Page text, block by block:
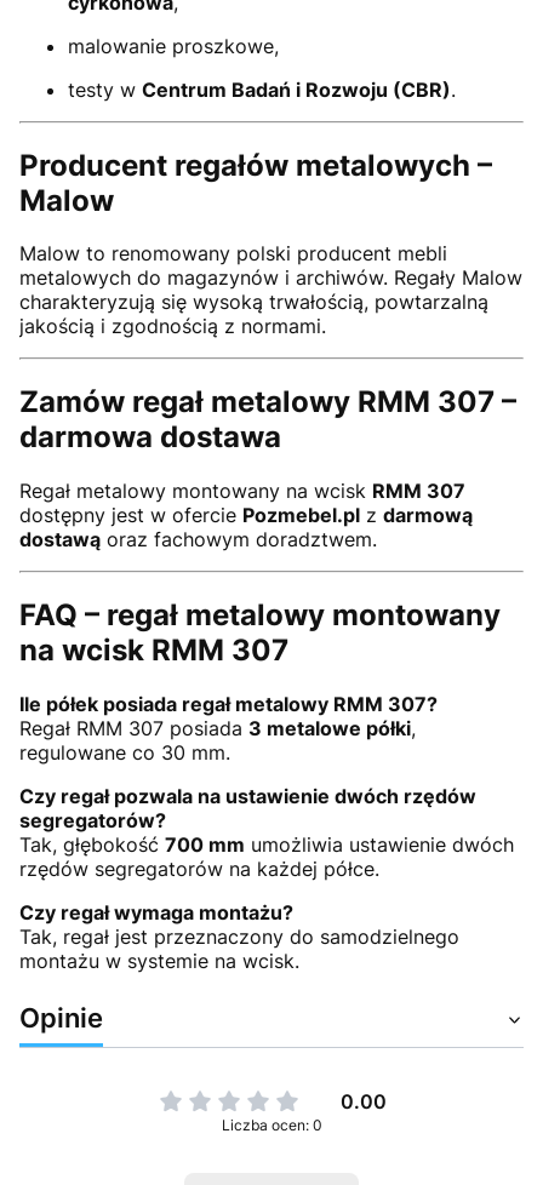
malowanie proszkowe,
testy w Centrum Badań i Rozwoju (CBR).
Producent regałów metalowych –
Malow
Malow to renomowany polski producent mebli
metalowych do magazynów i archiwów. Regały Malow
charakteryzują się wysoką trwałością, powtarzalną
jakością i zgodnością z normami.
Zamów regał metalowy RMM 307 –
darmowa dostawa
Regał metalowy montowany na wcisk RMM 307
dostępny jest w ofercie Pozmebel.pl z darmową
dostawą oraz fachowym doradztwem.
FAQ – regał metalowy montowany
na wcisk RMM 307
Ile półek posiada regał metalowy RMM 307?
Regał RMM 307 posiada 3 metalowe półki,
regulowane co 30 mm.
Czy regał pozwala na ustawienie dwóch rzędów
segregatorów?
Tak, głębokość 700 mm umożliwia ustawienie dwóch
rzędów segregatorów na każdej półce.
Czy regał wymaga montażu?
Tak, regał jest przeznaczony do samodzielnego
montażu w systemie na wcisk.
Opinie
0.00
Liczba ocen: 0